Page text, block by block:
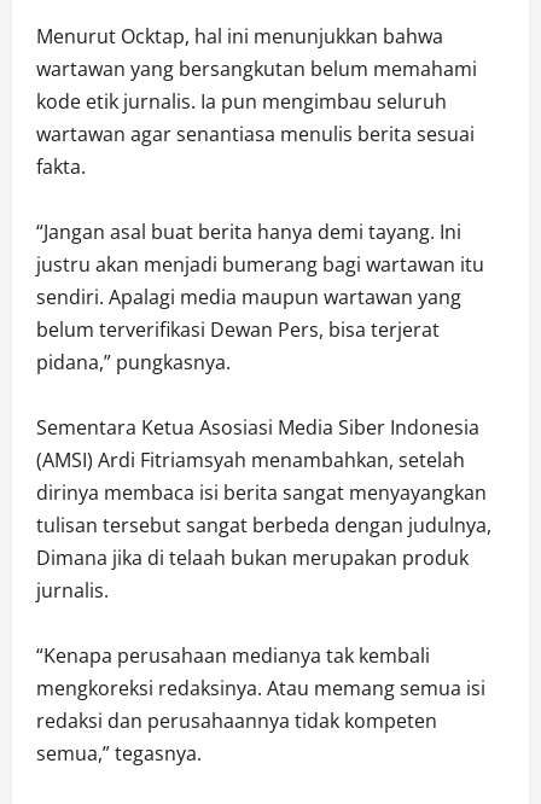
Menurut Ocktap, hal ini menunjukkan bahwa
wartawan yang bersangkutan belum memahami
kode etik jurnalis. Ia pun mengimbau seluruh
wartawan agar senantiasa menulis berita sesuai
fakta.
“Jangan asal buat berita hanya demi tayang. Ini
justru akan menjadi bumerang bagi wartawan itu
sendiri. Apalagi media maupun wartawan yang
belum terverifikasi Dewan Pers, bisa terjerat
pidana,” pungkasnya.
Sementara Ketua Asosiasi Media Siber Indonesia
(AMSI) Ardi Fitriamsyah menambahkan, setelah
dirinya membaca isi berita sangat menyayangkan
tulisan tersebut sangat berbeda dengan judulnya,
Dimana jika di telaah bukan merupakan produk
jurnalis.
“Kenapa perusahaan medianya tak kembali
mengkoreksi redaksinya. Atau memang semua isi
redaksi dan perusahaannya tidak kompeten
semua,” tegasnya.